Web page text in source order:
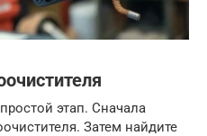
этап. Сначала
Затем найдите